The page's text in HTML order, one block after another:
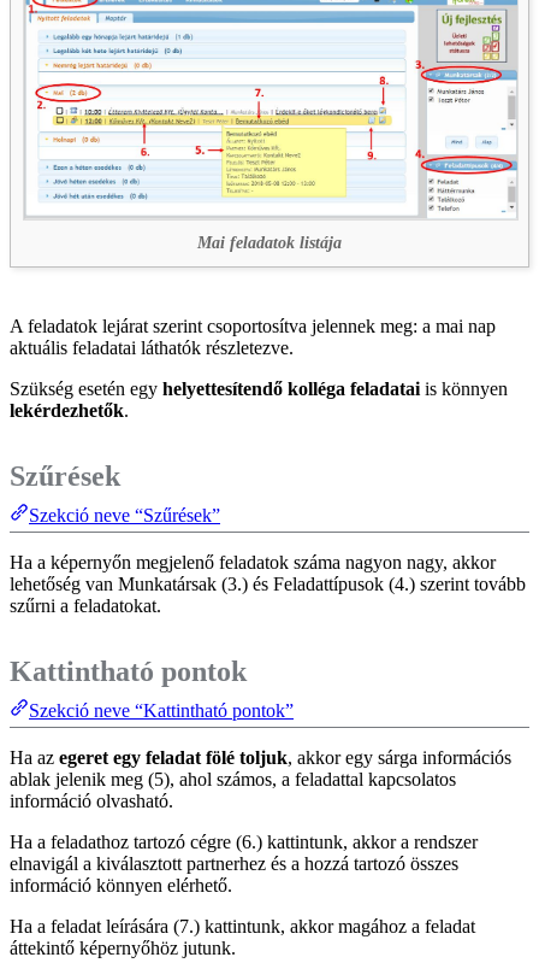
Mai feladatok listája
A feladatok lejárat szerint csoportosítva jelennek meg: a mai nap
aktuális feladatai láthatók részletezve.
Szükség esetén egy helyettesítendő kolléga feladatai is könnyen
lekérdezhetők.
Szűrések
Szekció neve “Szűrések”
Ha a képernyőn megjelenő feladatok száma nagyon nagy, akkor
lehetőség van Munkatársak (3.) és Feladattípusok (4.) szerint tovább
szűrni a feladatokat.
Kattintható pontok
Szekció neve “Kattintható pontok”
Ha az egeret egy feladat fölé toljuk, akkor egy sárga információs
ablak jelenik meg (5), ahol számos, a feladattal kapcsolatos
információ olvasható.
Ha a feladathoz tartozó cégre (6.) kattintunk, akkor a rendszer
elnavigál a kiválasztott partnerhez és a hozzá tartozó összes
információ könnyen elérhető.
Ha a feladat leírására (7.) kattintunk, akkor magához a feladat
áttekintő képernyőhöz jutunk.